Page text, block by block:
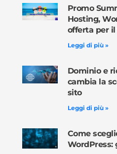
Promo
Hosting,
offerta per
Leggi di più »
Dominio e
cambia la
sito
Leggi di più »
Come
WordPress: